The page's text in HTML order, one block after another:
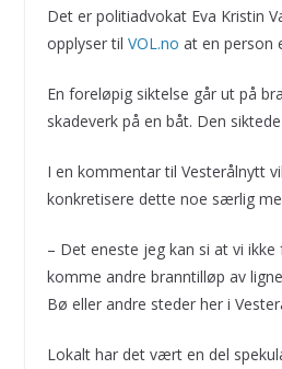
Det er politiadvokat Eva Kristin
opplyser til VOL.no at en person
En foreløpig siktelse går ut på
skadeverk på en båt. Den
I en kommentar til Vesterålnytt
konkretisere dette noe særlig
– Det eneste jeg kan si at vi
komme andre branntilløp av
Bø eller andre steder her i
Lokalt har det vært en del